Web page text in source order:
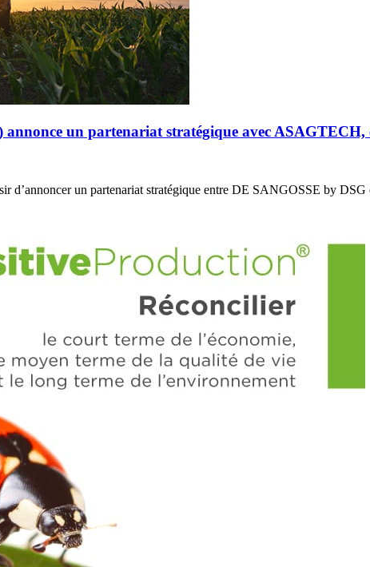
un partenariat stratégique avec
d’annoncer un partenariat stratégique entre DE SANGOSSE by